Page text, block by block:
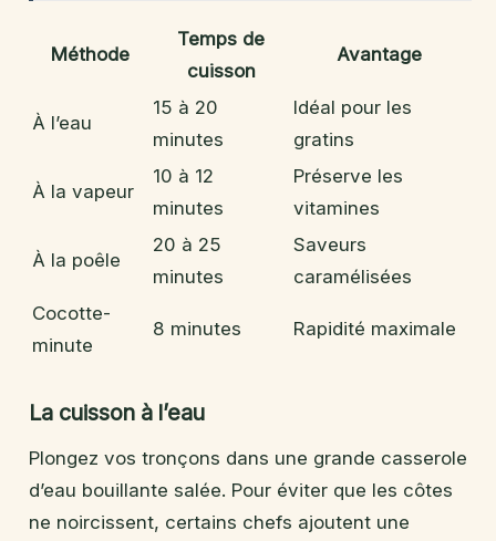
Méthode
Temps de
cuisson
Avantage
À l’eau
15 à 20
minutes
Idéal pour les
gratins
À la vapeur
10 à 12
minutes
Préserve les
vitamines
À la poêle
20 à 25
minutes
Saveurs
caramélisées
Cocotte-
minute
8 minutes Rapidité maximale
La cuisson à l’eau
Plongez vos tronçons dans une grande casserole
d’eau bouillante salée. Pour éviter que les côtes
ne noircissent, certains chefs ajoutent une